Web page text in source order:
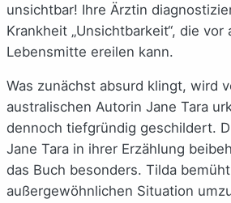
unsichtbar! Ihre Ärztin
Krankheit „Unsichtbarkeit“, die
Lebensmitte ereilen kann.
Was zunächst absurd klingt, wird
australischen Autorin Jane Tara
dennoch tiefgründig geschildert.
Jane Tara in ihrer Erzählung
das Buch besonders. Tilda
außergewöhnlichen Situation